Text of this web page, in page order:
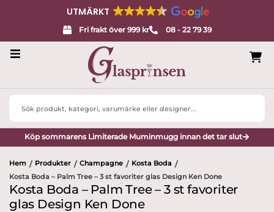
UTMÄRKT
Fri frakt över 999 kr 08 - 22 79 39
Design
Porslin
Interiör
Varumärken
Search
Köp sommarens Limiterade Muminmugg innan det tar slut
Hem / Produkter / Champagne / Kosta Boda /
Kosta Boda – Palm Tree – 3 st favoriter glas Design Ken Done
Kosta Boda – Palm Tree – 3 st favoriter
glas Design Ken Done